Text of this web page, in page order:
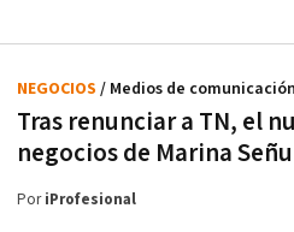
Tras renunciar a TN, el
negocios de Marina
NEGOCIOS / Medios de comunicación
PoriProfesional